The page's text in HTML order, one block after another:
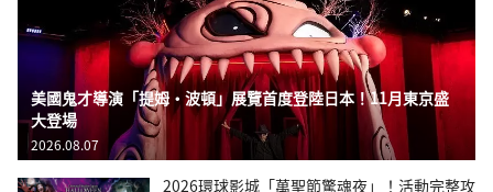
美國鬼才導演「提姆・波頓」展覽首度登陸日本！11月東京盛
大登場
2026.08.07
2026環球影城「萬聖節驚魂夜」！活動完整攻